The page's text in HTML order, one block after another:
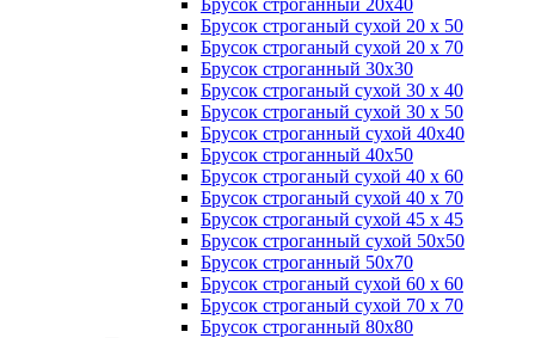
Брусок строганный 20х40
Брусок строганый сухой 20 х 50
Брусок строганый сухой 20 х 70
Брусок строганный 30х30
Брусок строганый сухой 30 х 40
Брусок строганый сухой 30 х 50
Брусок строганный сухой 40х40
Брусок строганный 40х50
Брусок строганый сухой 40 х 60
Брусок строганый сухой 40 х 70
Брусок строганый сухой 45 х 45
Брусок строганный сухой 50х50
Брусок строганный 50х70
Брусок строганый сухой 60 х 60
Брусок строганый сухой 70 х 70
Брусок строганный 80х80